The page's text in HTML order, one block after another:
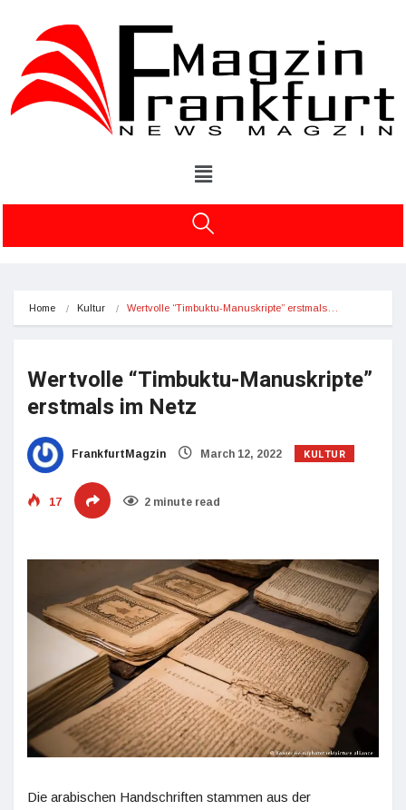
Home Kultur Wertvolle “Timbuktu-Manuskripte” erstmals…
Wertvolle “Timbuktu-Manuskripte”
erstmals im Netz
FrankfurtMagzin March 12, 2022 KULTUR
17 2 minute read
Die arabischen Handschriften stammen aus der